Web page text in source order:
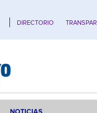
DIRECTORIO